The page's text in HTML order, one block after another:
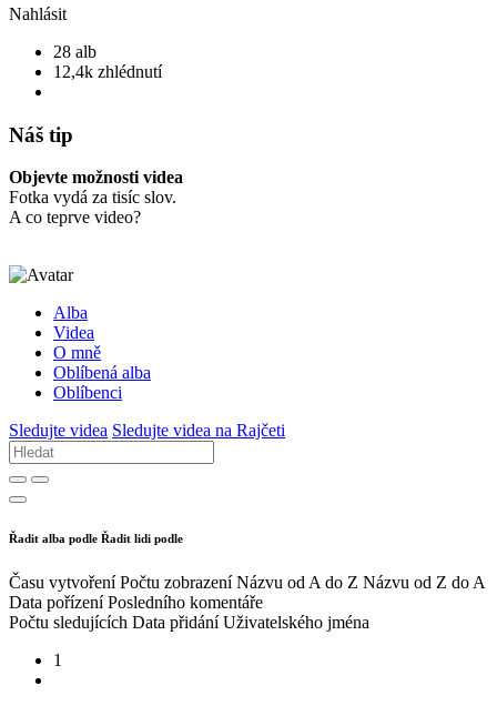
Nahlásit
28 alb
12,4k zhlédnutí
Náš tip
Objevte možnosti videa
Fotka vydá za tisíc slov.
A co teprve video?
Alba
Videa
O mně
Oblíbená alba
Oblíbenci
Sledujte videa Sledujte videa na Rajčeti
Řadit alba podle Řadit lidi podle
Času vytvoření Počtu zobrazení Názvu od A do Z Názvu od Z do A
Data pořízení Posledního komentáře
Počtu sledujících Data přidání Uživatelského jména
1